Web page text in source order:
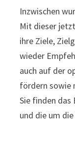
Inzwischen
Mit dieser
ihre Ziele,
wieder
auch auf der
fördern sowie
Sie finden das
und die um